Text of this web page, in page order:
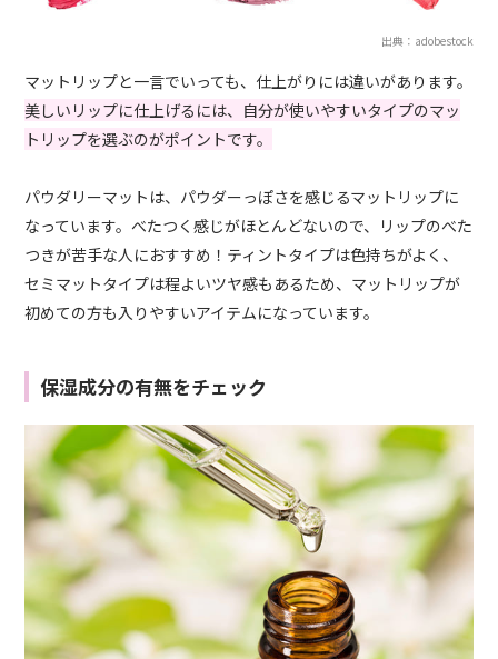
出典：adobestock
マットリップと一言でいっても、仕上がりには違いがあります。
美しいリップに仕上げるには、自分が使いやすいタイプのマッ
トリップを選ぶのがポイントです。
パウダリーマットは、パウダーっぽさを感じるマットリップに
なっています。べたつく感じがほとんどないので、リップのべた
つきが苦手な人におすすめ！ティントタイプは色持ちがよく、
セミマットタイプは程よいツヤ感もあるため、マットリップが
初めての方も入りやすいアイテムになっています。
保湿成分の有無をチェック